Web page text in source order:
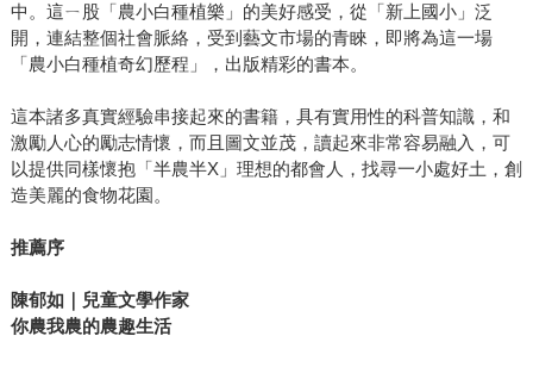
中。這ㄧ股「農小白種植樂」的美好感受，從「新上國小」泛
開，連結整個社會脈絡，受到藝文市場的青睞，即將為這一場
「農小白種植奇幻歷程」，出版精彩的書本。
這本諸多真實經驗串接起來的書籍，具有實用性的科普知識，和
激勵人心的勵志情懷，而且圖文並茂，讀起來非常容易融入，可
以提供同樣懷抱「半農半X」理想的都會人，找尋一小處好土，創
造美麗的食物花園。
推薦序
陳郁如｜兒童文學作家
你農我農的農趣生活